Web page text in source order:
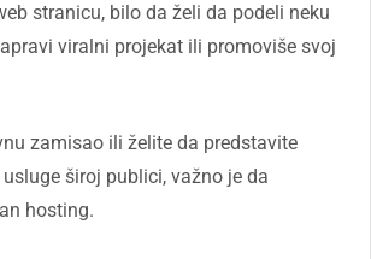
stranicu, bilo da želi da podeli neku
viralni projekat ili promoviše svoj
zamisao ili želite da predstavite
široj publici, važno je da
hosting.